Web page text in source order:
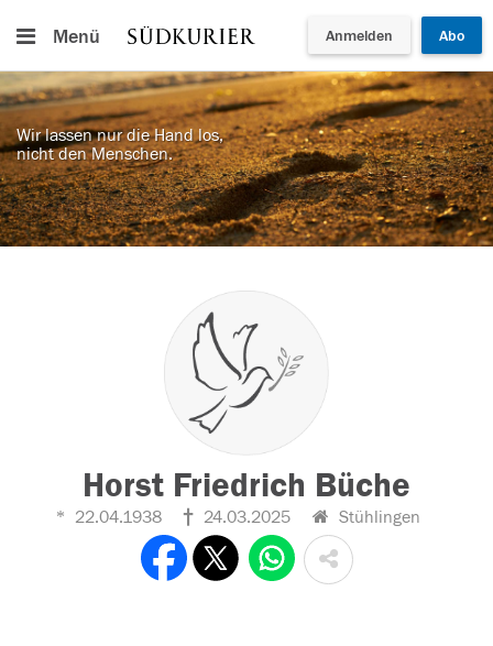
Menü Anmelden Abo
Wir lassen nur die Hand los,
nicht den Menschen.
Horst Friedrich Büche
22.04.1938 24.03.2025 Stühlingen